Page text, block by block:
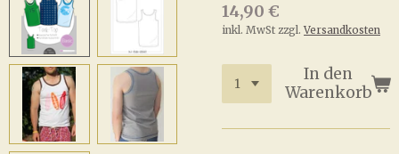
14,90 €
inkl. MwSt zzgl.Versandkosten
In den
Warenkorb